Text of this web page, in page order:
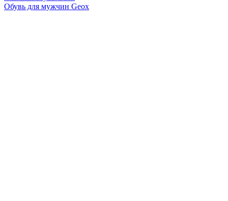
Обувь для мужчин Geox